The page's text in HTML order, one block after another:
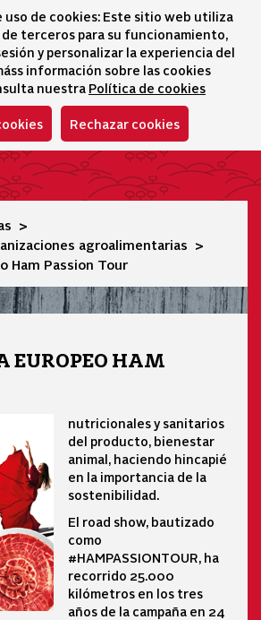
uso de cookies: Este sitio web utiliza
de terceros para su funcionamiento,
y personalizar la experiencia del
información sobre las cookies
nuestra Política de cookies
Rechazar cookies
Selector idioma
icono
Passion Tour
agroalimentarias
Ham Passion Tour
EUROPEO HAM
nutricionales y sanitarios
del producto, bienestar
animal, haciendo hincapié
en la importancia de la
sostenibilidad.
El road show, bautizado
como
#HAMPASSIONTOUR, ha
recorrido 25.000
kilómetros en los tres
años de la campaña en 24